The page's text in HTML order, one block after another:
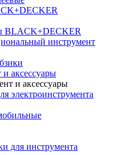
BLACK+DECKER
инструмент
аксессуары
и аксессуары
электроинструмента
для инструмента